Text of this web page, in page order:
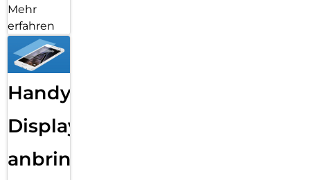
Mehr
erfahren
Handy
Displayfolie
anbringen